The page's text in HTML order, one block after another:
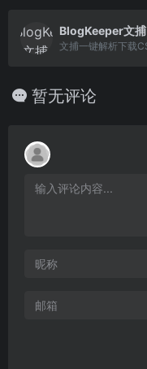
BlogKeeper文捕
暂无评论